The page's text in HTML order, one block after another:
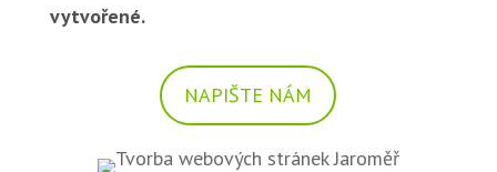
vytvořené.
NAPIŠTE NÁM